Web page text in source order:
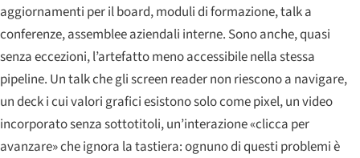
aggiornamenti per il board, moduli di formazione, talk a
conferenze, assemblee aziendali interne. Sono anche, quasi
senza eccezioni, l’artefatto meno accessibile nella stessa
pipeline. Un talk che gli screen reader non riescono a navigare,
un deck i cui valori grafici esistono solo come pixel, un video
incorporato senza sottotitoli, un’interazione «clicca per
avanzare» che ignora la tastiera: ognuno di questi problemi è